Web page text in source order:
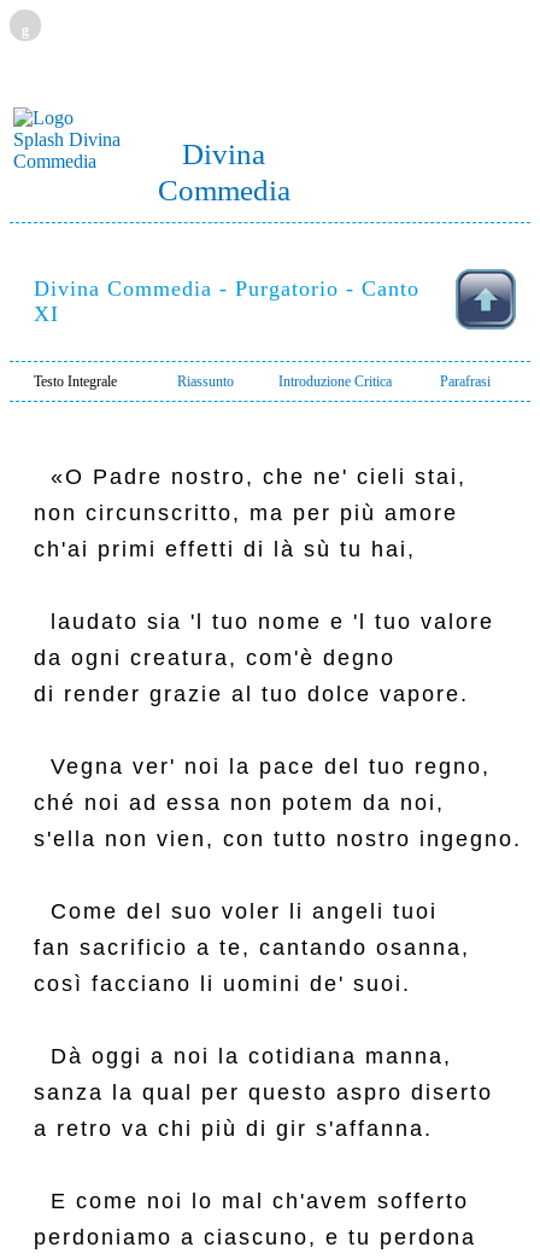
g
Divina
Commedia
Divina Commedia - Purgatorio - Canto
XI
Testo Integrale Riassunto Introduzione Critica Parafrasi
  «O Padre nostro, che ne' cieli stai,
non circunscritto, ma per più amore
ch'ai primi effetti di là sù tu hai,
  laudato sia 'l tuo nome e 'l tuo valore
da ogni creatura, com'è degno
di render grazie al tuo dolce vapore.
  Vegna ver' noi la pace del tuo regno,
ché noi ad essa non potem da noi,
s'ella non vien, con tutto nostro ingegno.
  Come del suo voler li angeli tuoi
fan sacrificio a te, cantando osanna,
così facciano li uomini de' suoi.
  Dà oggi a noi la cotidiana manna,
sanza la qual per questo aspro diserto
a retro va chi più di gir s'affanna.
  E come noi lo mal ch'avem sofferto
perdoniamo a ciascuno, e tu perdona